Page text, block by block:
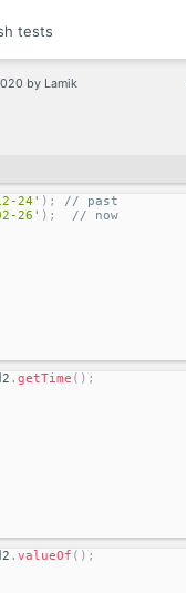
tests
by Lamik
24' ) ;
// past
26' ) ; // now
. getTime ( ) ;
. valueOf ( ) ;